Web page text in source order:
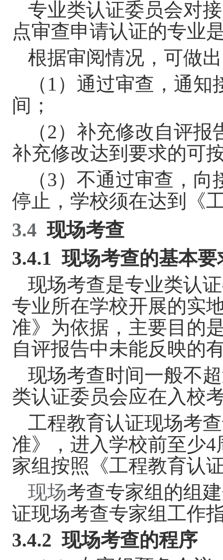
专业类认证委员会对
点审查申请认证的专业
根据审阅情况，可做
（ 1 ）通过审查，通知
间；
（2）补充修改自评报
补充修改达到要求的可
（3）不通过审查，向
停止，学校须在达到《
3.4 现场考查
3.4.1 现场考查的基本要
现场考查是专业类认
专业所在学校开展的实
准》为依据，主要目的
自评报告中未能反映的
现场考查时间一般不
类认证委员会应在入校
工程教育认证现场考查
准》，进入学校前至少4
家组按照《工程教育认
现场考查专家组的组
证现场考查专家组工作
3.4.2 现场考查的程序